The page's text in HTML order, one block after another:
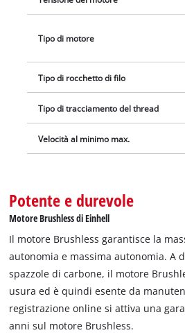
integrata nel telaio in acciaio. La
anodizzato di alta qualità è divisibile
facilita così il trasporto e lo
decespugliatore. Inoltre,
pratico supporto a parete. Il
Professional GP-BC 36/430 Li BL-
separatamente, per esempio con il
Tipo di motore
Tipo di rocchetto di filo
Tipo di tracciamento del thread
Velocità al minimo max.
Potente e durevole
Motore Brushless di Einhell
Il motore Brushless garantisce la
autonomia e massima autonomia. A
spazzole di carbone, il motore
usura ed è quindi esente da
registrazione online si attiva una
anni sul motore Brushless.